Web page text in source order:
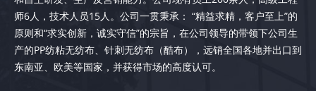
师6人，技术人员15人。公司一贯秉承： “精益求精，客户至上”的
原则和“求实创新，诚实守信”的宗旨，在公司领导的带领下公司生
产的PP纺粘无纺布、针刺无纺布（酷布），远销全国各地并出口到
东南亚、欧美等国家，并获得市场的高度认可。
6
7
8
7
3
0